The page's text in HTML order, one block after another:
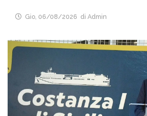
Gio, 06/08/2026 di Admin